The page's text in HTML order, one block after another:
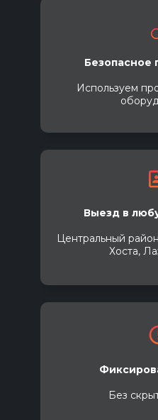
Безопасное
Используем
Выезд в
Центральный
Хоста,
Без